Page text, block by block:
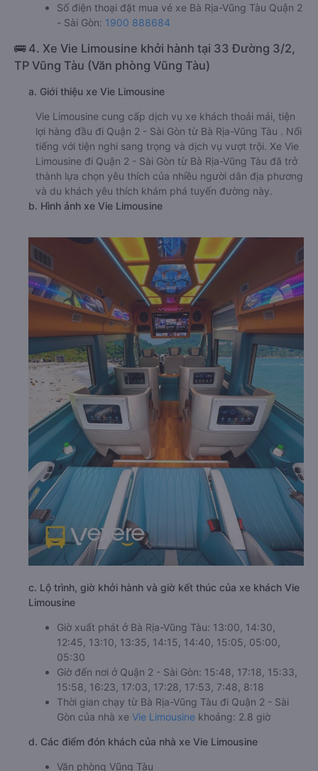
Số điện thoại đặt mua vé xe Bà Rịa-Vũng Tàu Quận 2
- Sài Gòn: 1900 888684
🚌 4. Xe Vie Limousine khởi hành tại 33 Đường 3/2,
TP Vũng Tàu (Văn phòng Vũng Tàu)
a. Giới thiệu xe Vie Limousine
Vie Limousine cung cấp dịch vụ xe khách thoải mái, tiện
lợi hàng đầu đi Quận 2 - Sài Gòn từ Bà Rịa-Vũng Tàu . Nổi
tiếng với tiện nghi sang trọng và dịch vụ vượt trội. Xe Vie
Limousine đi Quận 2 - Sài Gòn từ Bà Rịa-Vũng Tàu đã trở
thành lựa chọn yêu thích của nhiều người dân địa phương
và du khách yêu thích khám phá tuyến đường này.
b. Hình ảnh xe Vie Limousine
c. Lộ trình, giờ khởi hành và giờ kết thúc của xe khách Vie
Limousine
Giờ xuất phát ở Bà Rịa-Vũng Tàu: 13:00, 14:30,
12:45, 13:10, 13:35, 14:15, 14:40, 15:05, 05:00,
05:30
Giờ đến nơi ở Quận 2 - Sài Gòn: 15:48, 17:18, 15:33,
15:58, 16:23, 17:03, 17:28, 17:53, 7:48, 8:18
Thời gian chạy từ Bà Rịa-Vũng Tàu đi Quận 2 - Sài
Gòn của nhà xe Vie Limousine khoảng: 2.8 giờ
d. Các điểm đón khách của nhà xe Vie Limousine
Văn phòng Vũng Tàu